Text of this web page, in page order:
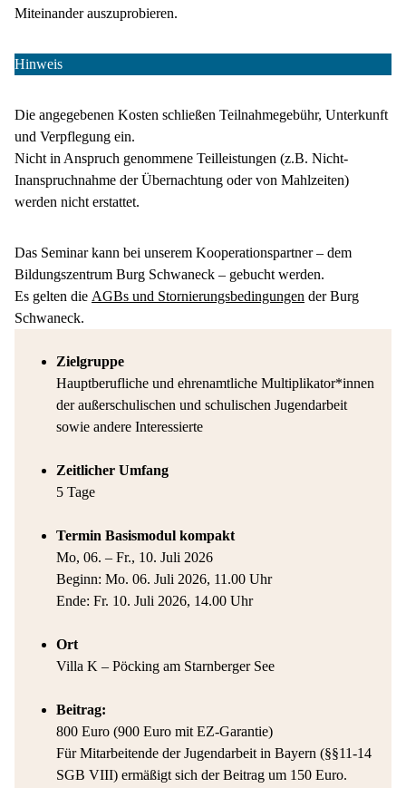
Miteinander auszuprobieren.
Hinweis
Die angegebenen Kosten schließen Teilnahmegebühr, Unterkunft
und Verpflegung ein.
Nicht in Anspruch genommene Teilleistungen (z.B. Nicht-
Inanspruchnahme der Übernachtung oder von Mahlzeiten)
werden nicht erstattet.
Das Seminar kann bei unserem Kooperationspartner – dem
Bildungszentrum Burg Schwaneck – gebucht werden.
Es gelten die AGBs und Stornierungsbedingungen der Burg
Schwaneck.
Zielgruppe
Hauptberufliche und ehrenamtliche Multiplikator*innen
der außerschulischen und schulischen Jugendarbeit
sowie andere Interessierte
Zeitlicher Umfang
5 Tage
Termin Basismodul kompakt
Mo, 06. – Fr., 10. Juli 2026
Beginn: Mo. 06. Juli 2026, 11.00 Uhr
Ende: Fr. 10. Juli 2026, 14.00 Uhr
Ort
Villa K – Pöcking am Starnberger See
Beitrag:
800 Euro (900 Euro mit EZ-Garantie)
Für Mitarbeitende der Jugendarbeit in Bayern (§§11-14
SGB VIII) ermäßigt sich der Beitrag um 150 Euro.